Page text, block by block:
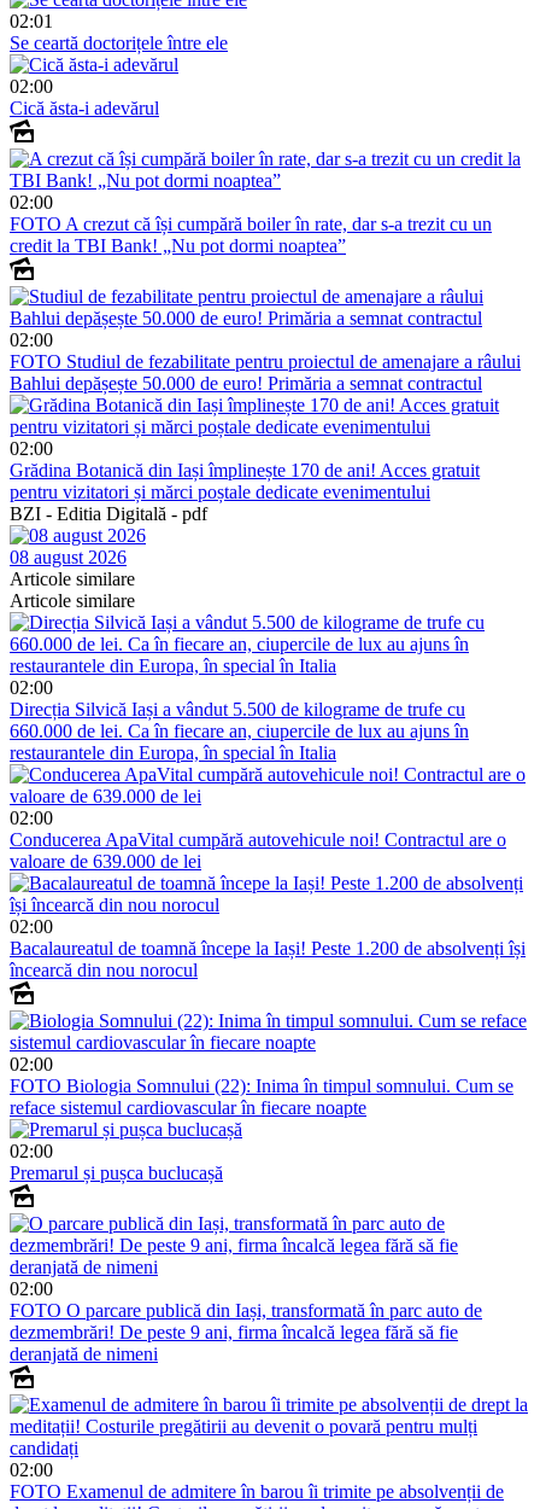
02:01
Se ceartă doctorițele între ele
02:00
Cică ăsta-i adevărul
02:00
FOTO A crezut că își cumpără boiler în rate, dar s-a trezit cu un
credit la TBI Bank! „Nu pot dormi noaptea”
02:00
FOTO Studiul de fezabilitate pentru proiectul de amenajare a râului
Bahlui depășește 50.000 de euro! Primăria a semnat contractul
02:00
Grădina Botanică din Iași împlinește 170 de ani! Acces gratuit
pentru vizitatori și mărci poștale dedicate evenimentului
BZI - Editia Digitală - pdf
08 august 2026
Articole similare
Articole similare
02:00
Direcția Silvică Iași a vândut 5.500 de kilograme de trufe cu
660.000 de lei. Ca în fiecare an, ciupercile de lux au ajuns în
restaurantele din Europa, în special în Italia
02:00
Conducerea ApaVital cumpără autovehicule noi! Contractul are o
valoare de 639.000 de lei
02:00
Bacalaureatul de toamnă începe la Iași! Peste 1.200 de absolvenți își
încearcă din nou norocul
02:00
FOTO Biologia Somnului (22): Inima în timpul somnului. Cum se
reface sistemul cardiovascular în fiecare noapte
02:00
Premarul și pușca buclucașă
02:00
FOTO O parcare publică din Iași, transformată în parc auto de
dezmembrări! De peste 9 ani, firma încalcă legea fără să fie
deranjată de nimeni
02:00
FOTO Examenul de admitere în barou îi trimite pe absolvenții de